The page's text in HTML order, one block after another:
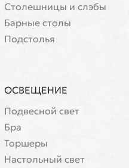
Cтолешницы и слэбы
Барные столы
Подстолья
ОСВЕЩЕНИЕ
Подвесной свет
Бра
Торшеры
Настольный свет